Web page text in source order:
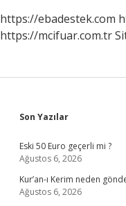
https://ebadestek.com
https://mcifuar.com.tr
Sidebar
Son Yazılar
Eski 50 Euro geçerli mi ?
Ağustos 6, 2026
Kur’an-ı Kerim neden
Ağustos 6, 2026